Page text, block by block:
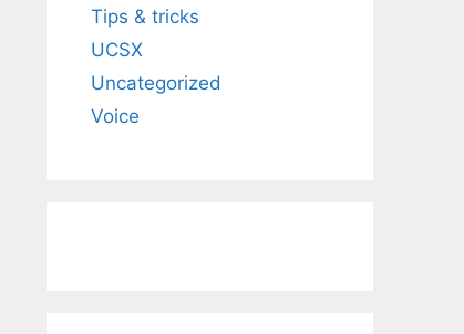
Tips & tricks
UCSX
Uncategorized
Voice